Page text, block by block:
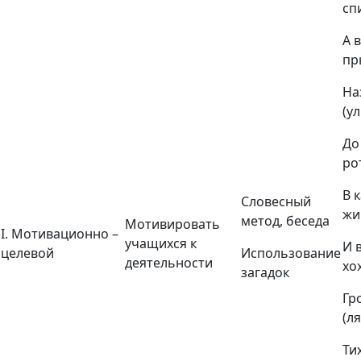
I. Мотивационно –
целевой
Мотивировать
учащихся к
деятельности
Словесный
метод, беседа
Использование
загадок
А
В
И